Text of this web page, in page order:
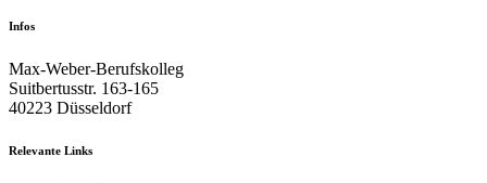
Infos
Max-Weber-Berufskolleg
Suitbertusstr. 163-165
40223 Düsseldorf
Relevante Links